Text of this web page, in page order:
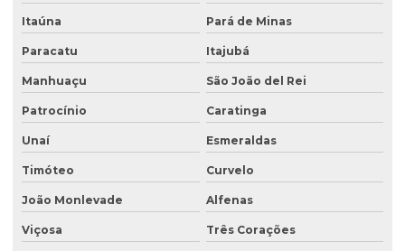
Empresa que faz análise de solo
Empresa de retirada de tanque subterrâneo
Empresa de retirada de tanques
Empresa de sondagem ambiental
Empresa sondagem de solo
Empresas de consultoria ambiental
Empresas de consultoria meio ambiente
Empresas que fazem análise de água
Itaúna Pará de Minas
Paracatu Itajubá
Manhuaçu São João del Rei
Patrocínio Caratinga
Unaí Esmeraldas
Timóteo Curvelo
João Monlevade Alfenas
Viçosa Três Corações